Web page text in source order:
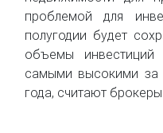
проблемой для
полугодии будет
объемы
самыми высокими за
года, считают